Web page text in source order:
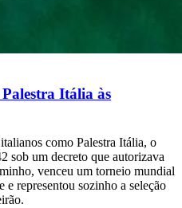
Itália às
como Palestra Itália, o
sob um decreto que autorizava
venceu um torneio mundial
e representou sozinho a seleção